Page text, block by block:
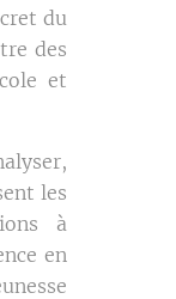
du
des
et
les
à
en